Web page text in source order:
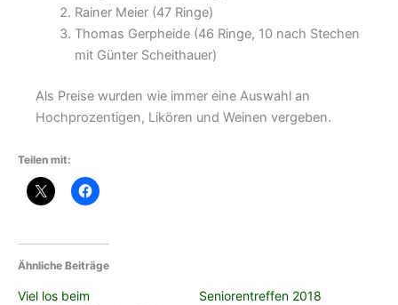
Rainer Meier (47 Ringe)
Thomas Gerpheide (46 Ringe, 10 nach Stechen
mit Günter Scheithauer)
Als Preise wurden wie immer eine Auswahl an
Hochprozentigen, Likören und Weinen vergeben.
Teilen mit:
Ähnliche Beiträge
Viel los beim
Seniorentreffen 2018